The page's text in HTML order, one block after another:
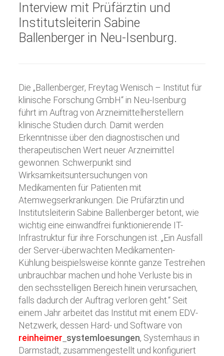
Interview mit Prüfärztin und
Institutsleiterin Sabine
Ballenberger in Neu-Isenburg.
Die „Ballenberger, Freytag Wenisch – Institut für
klinische Forschung GmbH“ in Neu-Isenburg
führt im Auftrag von Arzneimittelherstellern
klinische Studien durch. Damit werden
Erkenntnisse über den diagnostischen und
therapeutischen Wert neuer Arzneimittel
gewonnen. Schwerpunkt sind
Wirksamkeitsuntersuchungen von
Medikamenten für Patienten mit
Atemwegserkrankungen. Die Prüfärztin und
Institutsleiterin Sabine Ballenberger betont, wie
wichtig eine einwandfrei funktionierende IT-
Infrastruktur für ihre Forschungen ist. „Ein Ausfall
der Server-überwachten Medikamenten-
Kühlung beispielsweise könnte ganze Testreihen
unbrauchbar machen und hohe Verluste bis in
den sechsstelligen Bereich hinein verursachen,
falls dadurch der Auftrag verloren geht.“ Seit
einem Jahr arbeitet das Institut mit einem EDV-
Netzwerk, dessen Hard- und Software von
reinheimer systemloesungen, Systemhaus in
Darmstadt, zusammengestellt und konfiguriert